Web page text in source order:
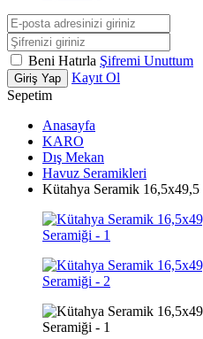
Beni Hatırla Şifremi Unuttum
Giriş Yap
Kayıt Ol
Sepetim
Anasayfa
KARO
Dış Mekan
Havuz Seramikleri
Kütahya Seramik